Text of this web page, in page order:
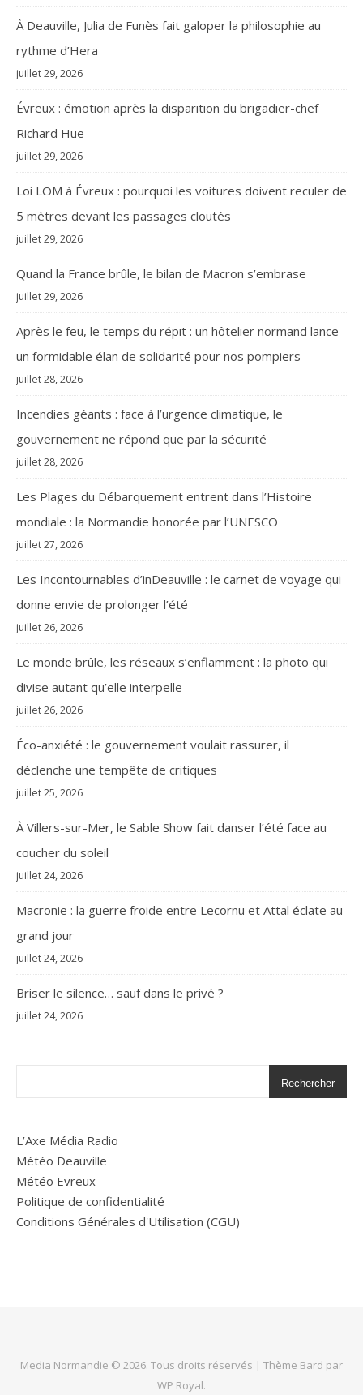
À Deauville, Julia de Funès fait galoper la philosophie au
rythme d’Hera
juillet 29, 2026
Évreux : émotion après la disparition du brigadier-chef
Richard Hue
juillet 29, 2026
Loi LOM à Évreux : pourquoi les voitures doivent reculer de
5 mètres devant les passages cloutés
juillet 29, 2026
Quand la France brûle, le bilan de Macron s’embrase
juillet 29, 2026
Après le feu, le temps du répit : un hôtelier normand lance
un formidable élan de solidarité pour nos pompiers
juillet 28, 2026
Incendies géants : face à l’urgence climatique, le
gouvernement ne répond que par la sécurité
juillet 28, 2026
Les Plages du Débarquement entrent dans l’Histoire
mondiale : la Normandie honorée par l’UNESCO
juillet 27, 2026
Les Incontournables d’inDeauville : le carnet de voyage qui
donne envie de prolonger l’été
juillet 26, 2026
Le monde brûle, les réseaux s’enflamment : la photo qui
divise autant qu’elle interpelle
juillet 26, 2026
Éco-anxiété : le gouvernement voulait rassurer, il
déclenche une tempête de critiques
juillet 25, 2026
À Villers-sur-Mer, le Sable Show fait danser l’été face au
coucher du soleil
juillet 24, 2026
Macronie : la guerre froide entre Lecornu et Attal éclate au
grand jour
juillet 24, 2026
Briser le silence… sauf dans le privé ?
juillet 24, 2026
Rechercher
L’Axe Média Radio
Météo Deauville
Météo Evreux
Politique de confidentialité
Conditions Générales d'Utilisation (CGU)
Media Normandie © 2026. Tous droits réservés | Thème Bard par
WP Royal.